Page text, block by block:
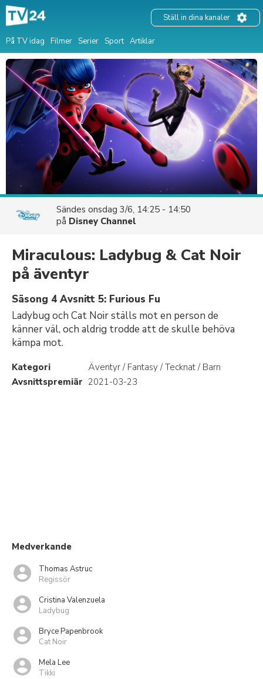
På TV idag Filmer Serier Sport Artiklar
Ställ in dina kanaler
Sändes onsdag 3/6, 14:25 - 14:50
på Disney Channel
Miraculous: Ladybug & Cat Noir
på äventyr
Säsong 4 Avsnitt 5: Furious Fu
Ladybug och Cat Noir ställs mot en person de
känner väl, och aldrig trodde att de skulle behöva
kämpa mot.
Kategori
Äventyr / Fantasy / Tecknat / Barn
Avsnittspremiär 2021-03-23
Medverkande
Thomas Astruc
Regissör
Cristina Valenzuela
Ladybug
Bryce Papenbrook
Cat Noir
Mela Lee
Tikki